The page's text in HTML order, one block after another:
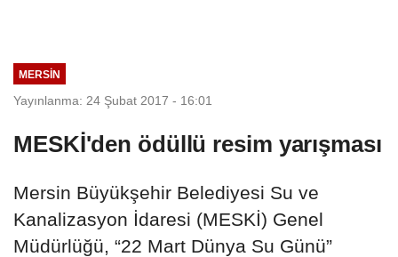
MERSIN
Yayınlanma: 24 Şubat 2017 - 16:01
MESKİ'den ödüllü resim yarışması
Mersin Büyükşehir Belediyesi Su ve
Kanalizasyon İdaresi (MESKİ) Genel
Müdürlüğü, “22 Mart Dünya Su Günü”